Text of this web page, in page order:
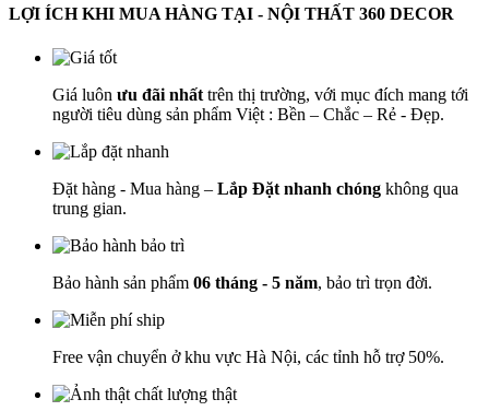
LỢI ÍCH KHI MUA HÀNG TẠI - NỘI THẤT 360 DECOR
Giá luôn ưu đãi nhất trên thị trường, với mục đích mang tới
người tiêu dùng sản phẩm Việt : Bền – Chắc – Rẻ - Đẹp.
Đặt hàng - Mua hàng – Lắp Đặt nhanh chóng không qua
trung gian.
Bảo hành sản phẩm 06 tháng - 5 năm, bảo trì trọn đời.
Free vận chuyển ở khu vực Hà Nội, các tỉnh hỗ trợ 50%.